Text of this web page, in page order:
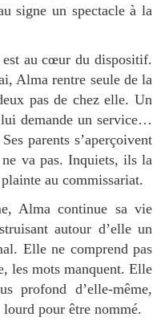
signe un spectacle à la
au cœur du dispositif.
Alma rentre seule de la
pas de chez elle. Un
demande un service…
parents s’aperçoivent
va pas. Inquiets, ils la
au commissariat.
Alma continue sa vie
autour d’elle un
Elle ne comprend pas
les mots manquent. Elle
profond d’elle-même,
pour être nommé.